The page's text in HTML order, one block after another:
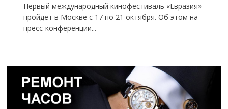
Первый международный кинофестиваль «Евразия»
пройдет в Москве с 17 по 21 октября. Об этом на
пресс-конференции...